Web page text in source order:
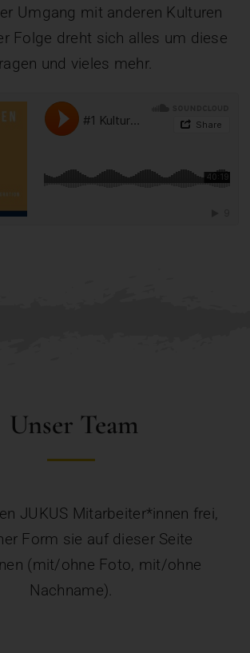
Umgang mit anderen Kulturen
Folge dreht sich alles um diese
und vieles mehr.
Unser Team
JUKUS Mitarbeiter*innen frei,
Form sie auf dieser Seite
(mit/ohne Foto, mit/ohne
Nachname).